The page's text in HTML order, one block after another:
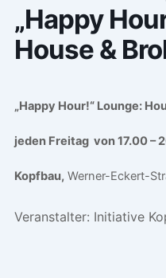
„Happy
House &
„Happy Hour!“ Lounge:
jeden Freitag von 17.00 –
Kopfbau, Werner-Eckert-
Veranstalter: Initiative